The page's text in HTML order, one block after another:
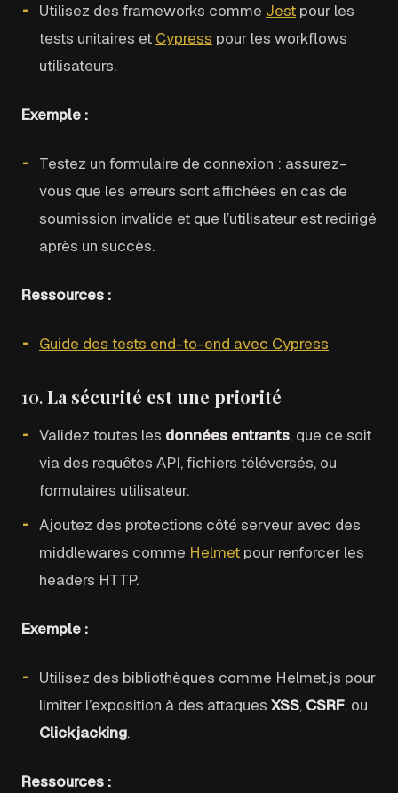
Utilisez des frameworks comme Jest pour les
tests unitaires et Cypress pour les workflows
utilisateurs.
Exemple :
Testez un formulaire de connexion : assurez-
vous que les erreurs sont affichées en cas de
soumission invalide et que l’utilisateur est redirigé
après un succès.
Ressources :
Guide des tests end-to-end avec Cypress
10.La sécurité est une priorité
Validez toutes les données entrants, que ce soit
via des requêtes API, fichiers téléversés, ou
formulaires utilisateur.
Ajoutez des protections côté serveur avec des
middlewares comme Helmet pour renforcer les
headers HTTP.
Exemple :
Utilisez des bibliothèques comme Helmet.js pour
limiter l’exposition à des attaques XSS, CSRF, ou
Clickjacking.
Ressources :